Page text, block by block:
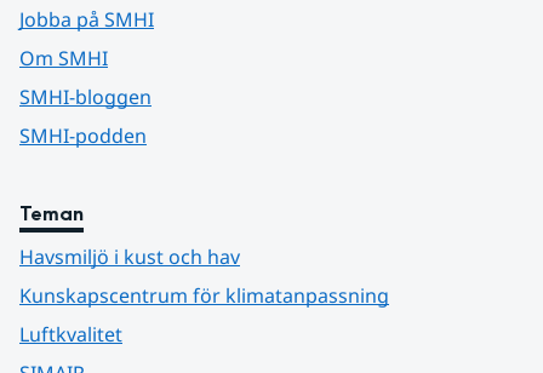
Jobba på SMHI
Om SMHI
SMHI-bloggen
SMHI-podden
Teman
Havsmiljö i kust och hav
Kunskapscentrum för klimatanpassning
Luftkvalitet